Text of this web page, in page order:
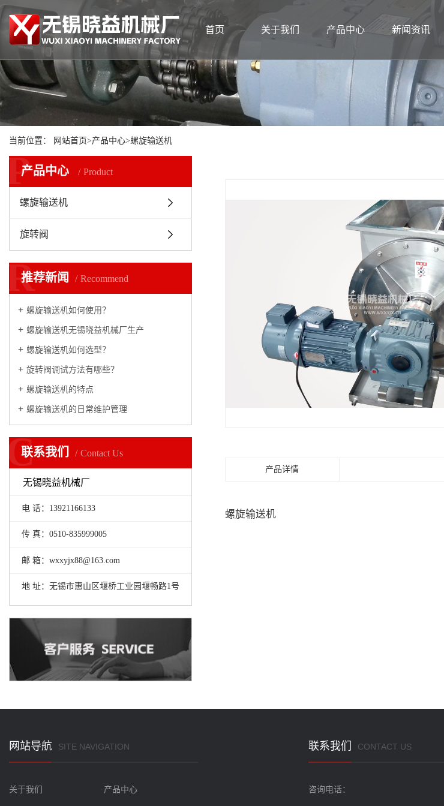
首页 关于我们 产品中心 新闻资讯
当前位置： 网站首页>产品中心>螺旋输送机
产品中心 Product
P
螺旋输送机
旋转阀
推荐新闻 Recommend
R
螺旋输送机如何使用？
螺旋输送机无锡晓益机械厂生产
螺旋输送机如何选型？
旋转阀调试方法有哪些？
螺旋输送机的特点
螺旋输送机的日常维护管理
联系我们 Contact Us
C
无锡晓益机械厂
电 话：13921166133
传 真：0510-835999005
邮 箱：wxxyjx88@163.com
地 址：无锡市惠山区堰桥工业园堰畅路1号
产品详情
螺旋输送机
网站导航 SITE NAVIGATION
关于我们 产品中心
联系我们 CONTACT US
咨询电话：